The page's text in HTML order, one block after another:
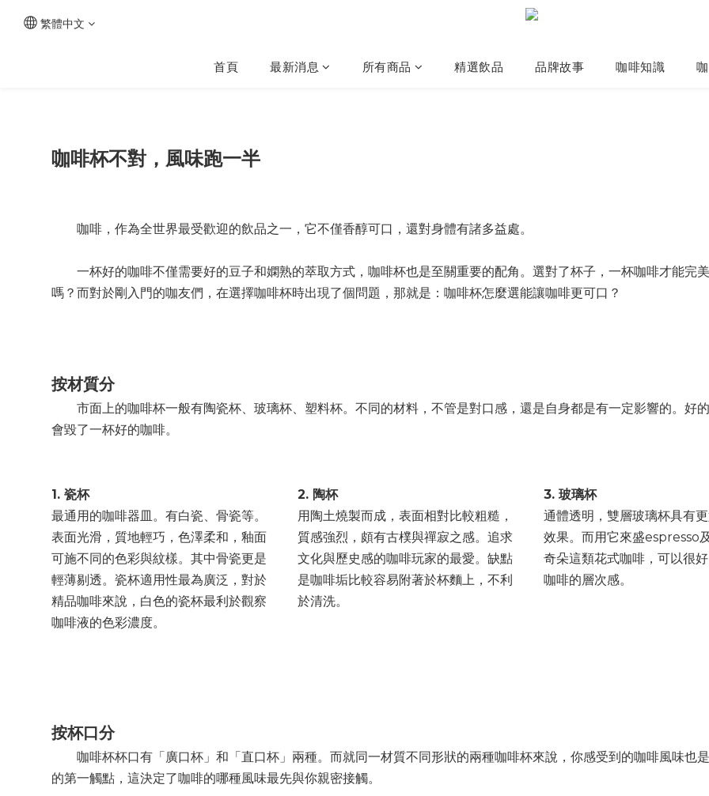
繁體中文
首頁 最新消息 所有商品 精選飲品 品牌故事 咖啡知識
咖啡杯不對，風味跑一半
咖啡，作為全世界最受歡迎的飲品之一，它不僅香醇可口，還對身體有諸多益處。
一杯好的咖啡不僅需要好的豆子和嫻熟的萃取方式，咖啡杯也是至關重要的配角。選對了杯子，一杯咖啡才能完
嗎？而對於剛入門的咖友們，在選擇咖啡杯時出現了個問題，那就是：咖啡杯怎麼選能讓咖啡更可口？
按材質分
市面上的咖啡杯一般有陶瓷杯、玻璃杯、塑料杯。不同的材料，不管是對口感，還是自身都是有一定影響的。好
會毀了一杯好的咖啡。
1. 瓷杯
最通用的咖啡器皿。有白瓷、骨瓷等。
表面光滑，質地輕巧，色澤柔和，釉面
可施不同的色彩與紋樣。其中骨瓷更是
輕薄剔透。瓷杯適用性最為廣泛，對於
精品咖啡來說，白色的瓷杯最利於觀察
咖啡液的色彩濃度。
2. 陶杯
用陶土燒製而成，表面相對比較粗糙，
質感強烈，頗有古樸與禪寂之感。追求
文化與歷史感的咖啡玩家的最愛。缺點
是咖啡垢比較容易附著於杯麵上，不利
於清洗。
3. 玻璃杯
通體透明，雙層玻璃杯具有
效果。而用它來盛espresso
奇朵這類花式咖啡，可以很
咖啡的層次感。
按杯口分
咖啡杯杯口有「廣口杯」和「直口杯」兩種。而就同一材質不同形狀的兩種咖啡杯來說，你感受到的咖啡風味也
的第一觸點，這決定了咖啡的哪種風味最先與你親密接觸。